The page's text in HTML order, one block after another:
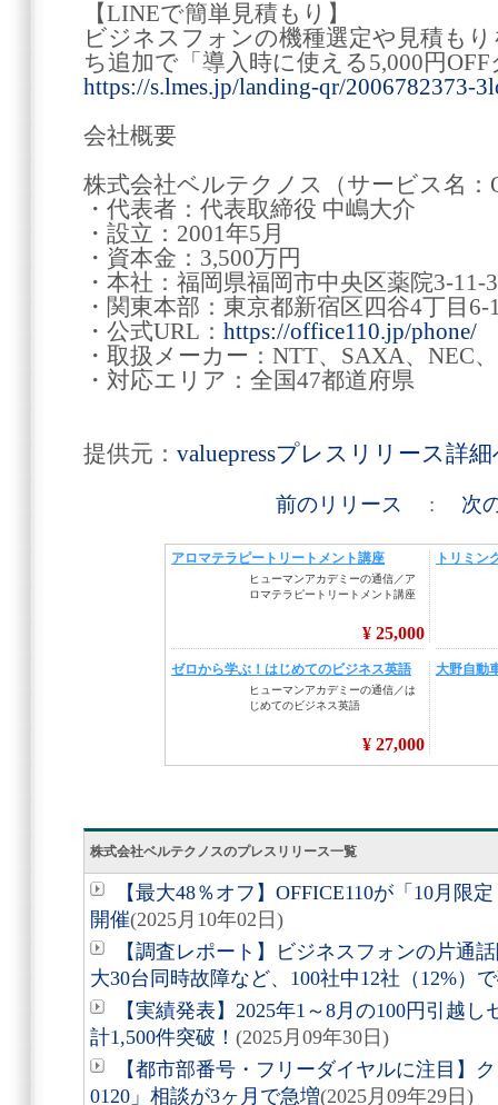
【LINEで簡単見積もり】
ビジネスフォンの機種選定や見積も
ち追加で「導入時に使える5,000円
https://s.lmes.jp/landing-qr/2006782373-
会社概要
株式会社ベルテクノス（サービス名：
・代表者：代表取締役 中嶋大介
・設立：2001年5月
・資本金：3,500万円
・本社：福岡県福岡市中央区薬院3-11-
・関東本部：東京都新宿区四谷4丁目6-
・公式URL： https://office110.jp/phone/
・取扱メーカー：NTT、SAXA、NEC
・対応エリア：全国47都道府県
提供元： valuepressプレスリリース詳
前のリリース : 次
株式会社ベルテクノスのプレスリリース一覧
【最大48％オフ】OFFICE110が「10月限
開催(2025月10年02日)
【調査レポート】ビジネスフォンの片通
大30台同時故障など、100社中12社（12%）
【実績発表】2025年1～8月の100円引越
計1,500件突破！ (2025月09年30日)
【都市部番号・フリーダイヤルに注目】
0120」相談が3ヶ月で急増(2025月09年29日)